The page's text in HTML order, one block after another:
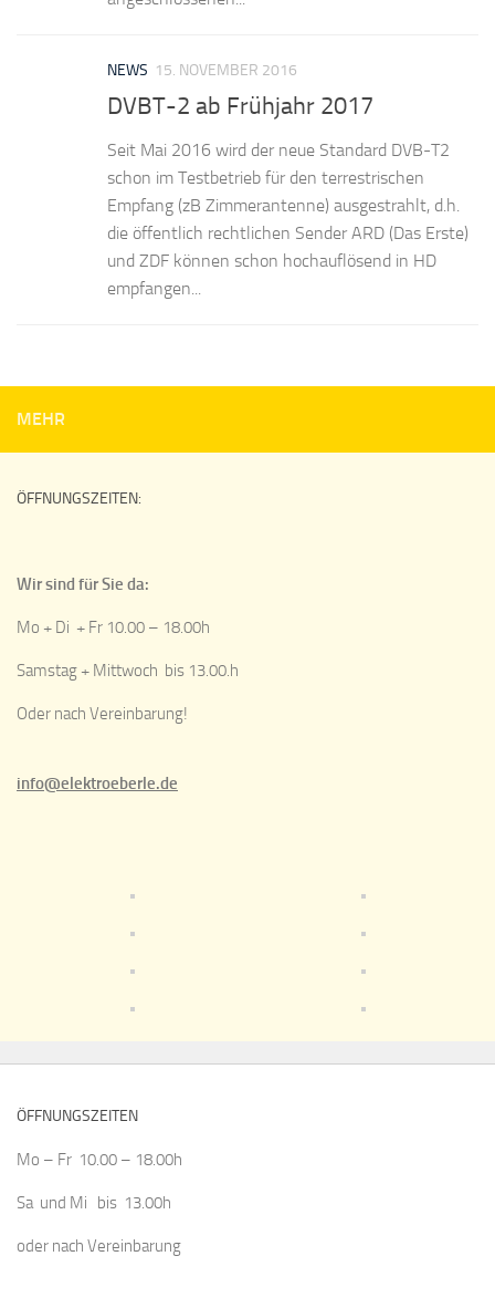
NEWS 15. NOVEMBER 2016
DVBT-2 ab Frühjahr 2017
Seit Mai 2016 wird der neue Standard DVB-T2
schon im Testbetrieb für den terrestrischen
Empfang (zB Zimmerantenne) ausgestrahlt, d.h.
die öffentlich rechtlichen Sender ARD (Das Erste)
und ZDF können schon hochauflösend in HD
empfangen...
MEHR
ÖFFNUNGSZEITEN:
Wir sind für Sie da:
Mo + Di + Fr 10.00 – 18.00h
Samstag + Mittwoch bis 13.00.h
Oder nach Vereinbarung!
info@elektroeberle.de
ÖFFNUNGSZEITEN
Mo – Fr 10.00 – 18.00h
Sa und Mi bis 13.00h
oder nach Vereinbarung